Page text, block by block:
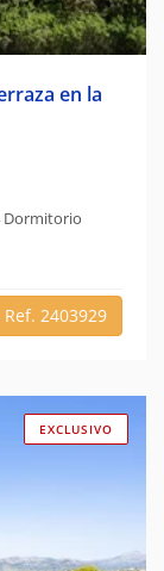
en la
Dormitorio
2403929
EXCLUSIVO